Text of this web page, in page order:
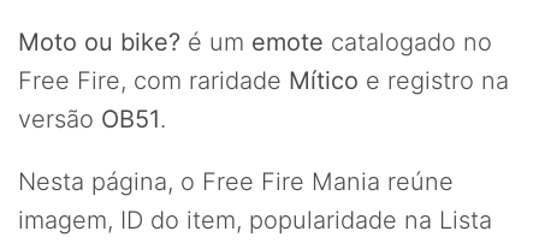
Moto ou bike? é um emote catalogado no
Free Fire, com raridade Mítico e registro na
versão OB51.
Nesta página, o Free Fire Mania reúne
imagem, ID do item, popularidade na Lista